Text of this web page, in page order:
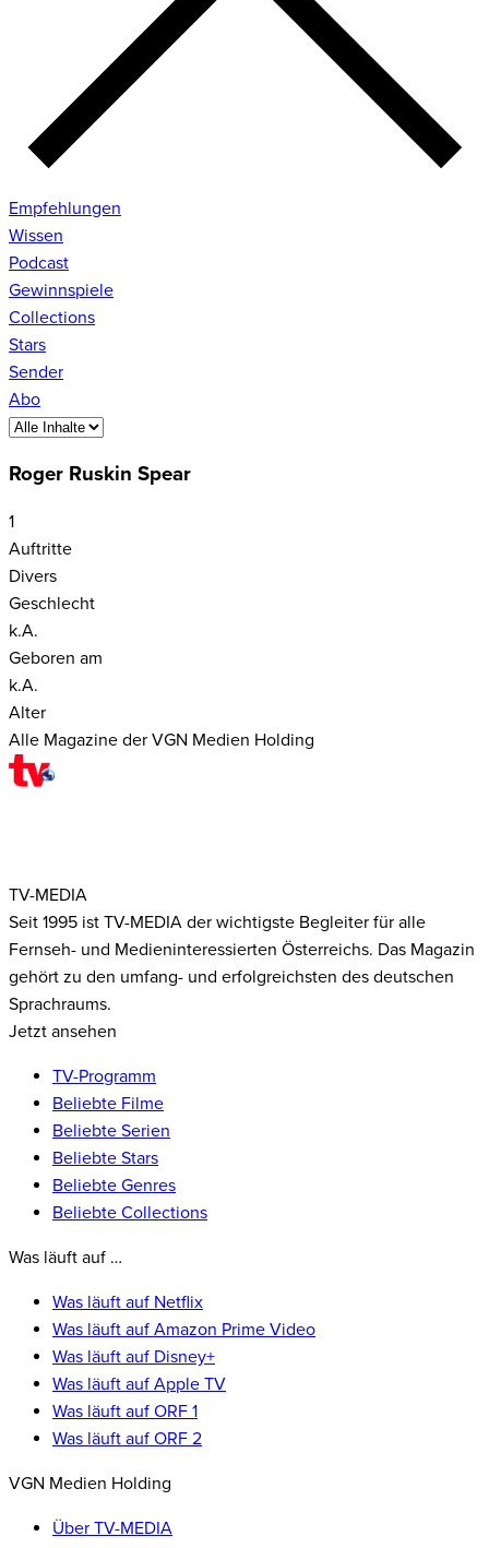
Empfehlungen
Wissen
Podcast
Gewinnspiele
Collections
Stars
Sender
Abo
Roger Ruskin Spear
1
Auftritte
Divers
Geschlecht
k.A.
Geboren am
k.A.
Alter
Alle Magazine der VGN Medien Holding
TV-MEDIA
Seit 1995 ist TV-MEDIA der wichtigste Begleiter für alle
Fernseh- und Medieninteressierten Österreichs. Das Magazin
gehört zu den umfang- und erfolgreichsten des deutschen
Sprachraums.
Jetzt ansehen
TV-Programm
Beliebte Filme
Beliebte Serien
Beliebte Stars
Beliebte Genres
Beliebte Collections
Was läuft auf …
Was läuft auf Netflix
Was läuft auf Amazon Prime Video
Was läuft auf Disney+
Was läuft auf Apple TV
Was läuft auf ORF 1
Was läuft auf ORF 2
VGN Medien Holding
Über TV-MEDIA